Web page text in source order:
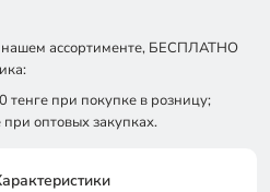
нашем ассортименте, БЕСПЛАТНО
тенге при покупке в розницу;
оптовых закупках.